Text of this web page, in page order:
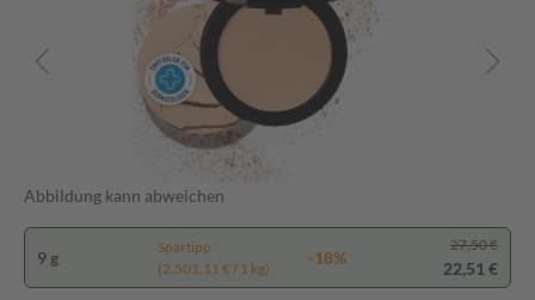
Abbildung kann abweichen
9 g
Spartipp
(2.501,11 € / 1 kg)
-18%
27,50 €
22,51 €